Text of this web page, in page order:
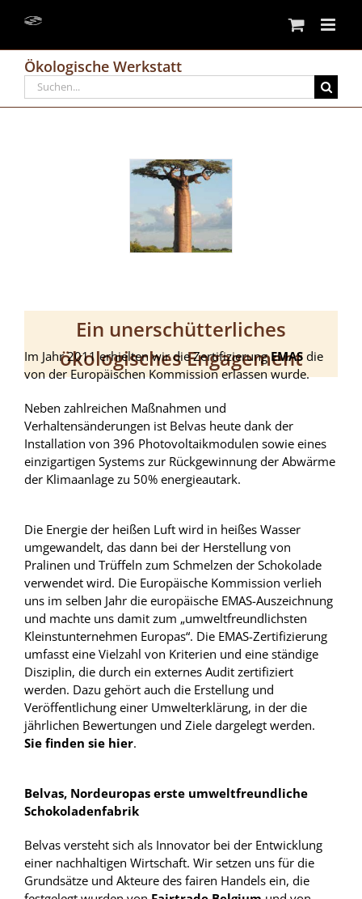
Ökologische Werkstatt
Search
for:
Ein unerschütterliches
ökologisches Engagement
Im Jahr 2011 erhielten wir die ZertifizierungEMASdie
von der Europäischen Kommission erlassen wurde.
Neben zahlreichen Maßnahmen und
Verhaltensänderungen ist Belvas heute dank der
Installation von 396 Photovoltaikmodulen sowie eines
einzigartigen Systems zur Rückgewinnung der Abwärme
der Klimaanlage zu 50% energieautark.
Die Energie der heißen Luft wird in heißes Wasser
umgewandelt, das dann bei der Herstellung von
Pralinen und Trüffeln zum Schmelzen der Schokolade
verwendet wird. Die Europäische Kommission verlieh
uns im selben Jahr die europäische EMAS-Auszeichnung
und machte uns damit zum „umweltfreundlichsten
Kleinstunternehmen Europas“. Die EMAS-Zertifizierung
umfasst eine Vielzahl von Kriterien und eine ständige
Disziplin, die durch ein externes Audit zertifiziert
werden. Dazu gehört auch die Erstellung und
Veröffentlichung einer Umwelterklärung, in der die
jährlichen Bewertungen und Ziele dargelegt werden.
Sie finden sie hier.
Belvas, Nordeuropas erste umweltfreundliche
Schokoladenfabrik
Belvas versteht sich als Innovator bei der Entwicklung
einer nachhaltigen Wirtschaft. Wir setzen uns für die
Grundsätze und Akteure des fairen Handels ein, die